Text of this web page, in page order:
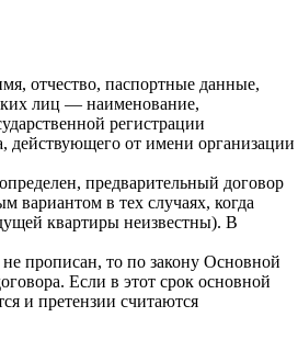
отчество, паспортные данные,
лиц — наименование,
регистрации
действующего от имени организации
предварительный договор
вариантом в тех случаях, когда
квартиры неизвестны). В
прописан, то по закону Основной
Если в этот срок основной
и претензии считаются